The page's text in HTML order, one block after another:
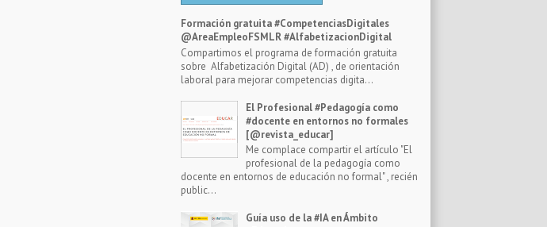
Formación gratuita #CompetenciasDigitales
@AreaEmpleoFSMLR #AlfabetizacionDigital
Compartimos el programa de formación gratuita
sobre Alfabetización Digital (AD) , de orientación
laboral para mejorar competencias digita...
El Profesional #Pedagogía como
#docente en entornos no formales
[@revista_educar]
Me complace compartir el artículo "El
profesional de la pedagogía como
docente en entornos de educación no formal" , recién
public...
Guía uso de la #IA en Ámbito